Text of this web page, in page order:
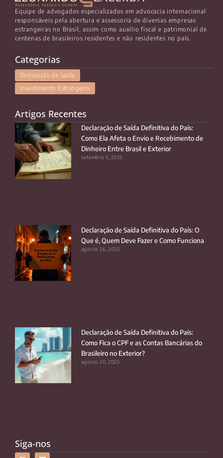
Equipe de advogados especializados em advocacia internacional
responsáveis pela abertura e assessoria de diversas empresas
estrangeiras no Brasil, assim como auxílio fiscal e patrimonial de
centenas de brasileiros residentes e não residentes no país.
Categorias
Declaração de Saída
Investimento Estrangeiro
Artigos Recentes
Declaração de Saída Definitiva do País:
Como Ela Afeta o Envio e Recebimento de
Dinheiro Entre Brasil e Exterior
setembro 5, 2025
Declaração de Saída Definitiva do País: O
Que é, Quem Deve Fazer e Como Funciona
agosto 26, 2025
Declaração de Saída Definitiva do País:
Como Fica o CPF e as Contas Bancárias do
Brasileiro no Exterior?
agosto 20, 2025
Siga-nos